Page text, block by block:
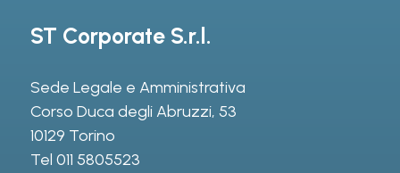
ST Corporate S.r.l.
Sede Legale e Amministrativa
Corso Duca degli Abruzzi, 53
10129 Torino
Tel 011 5805523